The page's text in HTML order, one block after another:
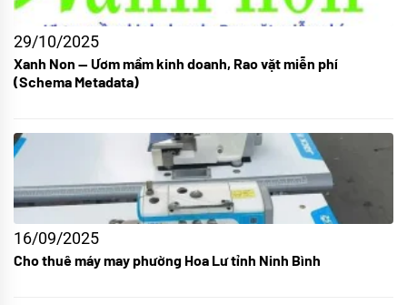
29/10/2025
Xanh Non — Ươm mầm kinh doanh, Rao vặt miễn phí
(Schema Metadata)
16/09/2025
Cho thuê máy may phường Hoa Lư tỉnh Ninh Bình